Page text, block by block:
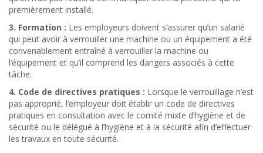
premièrement installé.
3. Formation : Les employeurs doivent s’assurer qu’un salarié
qui peut avoir à verrouiller une machine ou un équipement a été
convenablement entraîné à verrouiller la machine ou
l’équipement et qu’il comprend les dangers associés à cette
tâche.
4. Code de directives pratiques : Lorsque le verrouillage n’est
pas approprié, l’employeur doit établir un code de directives
pratiques en consultation avec le comité mixte d’hygiène et de
sécurité ou le délégué à l’hygiène et à la sécurité afin d’effectuer
les travaux en toute sécurité.